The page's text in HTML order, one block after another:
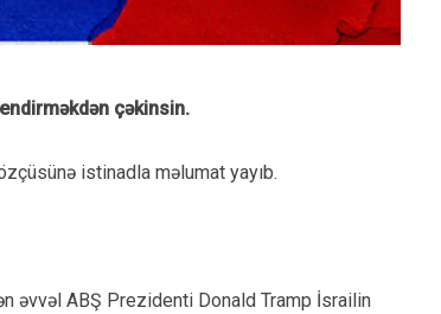
çəkinsin.
istinadla məlumat yayıb.
əvvəl ABŞ Prezidenti Donald Tramp İsrailin